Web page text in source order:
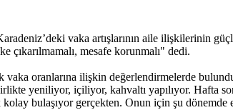
vaka artışlarının aile ilişkilerinin
çıkarılmamalı, mesafe korunmalı" dedi.
oranlarına ilişkin değerlendirmelerde
yeniliyor, içiliyor, kahvaltı yapılıyor. Hafta
bulaşıyor gerçekten. Onun için şu